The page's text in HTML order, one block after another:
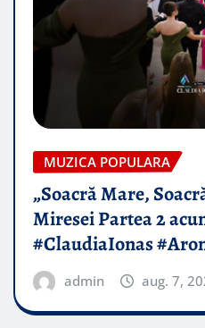
MUZICA POPULARA
„Soacră Mare,
Miresei Partea 2
#ClaudiaIonas
admin aug. 7,